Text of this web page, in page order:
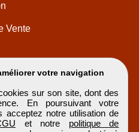
votre navigation
sur son site, dont des
En poursuivant votre
acceptez notre utilisation de
et notre politique de
Vente